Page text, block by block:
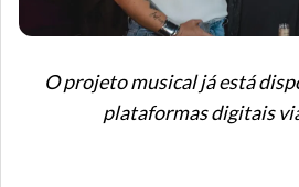
O projeto musical já está
plataformas digitais